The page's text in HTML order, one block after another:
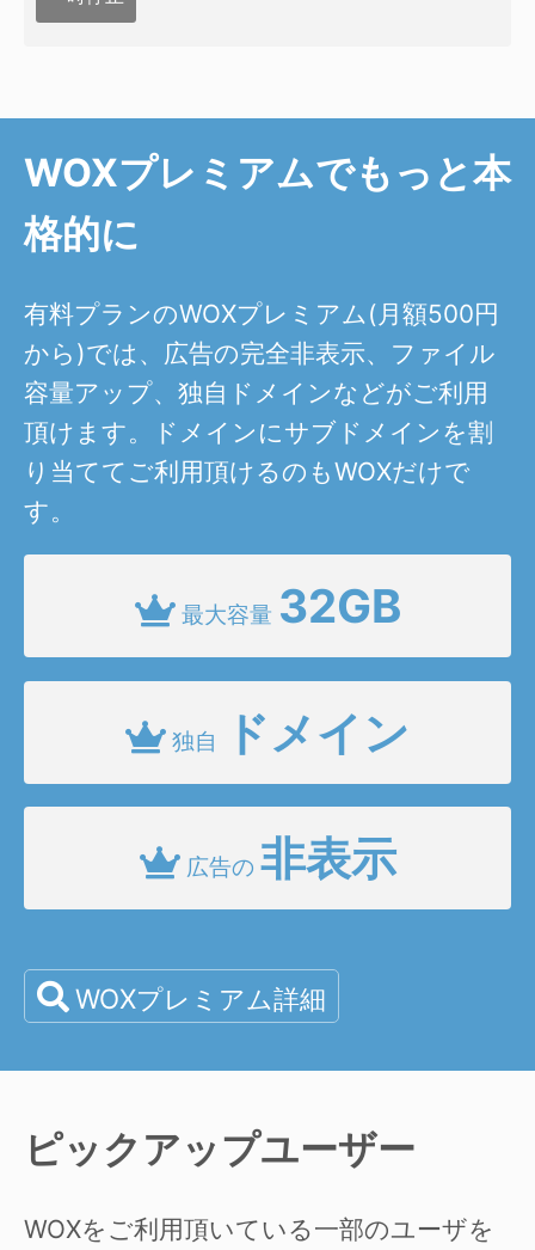
WOXプレミアムでもっと本
格的に
有料プランのWOXプレミアム(月額500円
から)では、広告の完全非表示、ファイル
容量アップ、独自ドメインなどがご利用
頂けます。ドメインにサブドメインを割
り当ててご利用頂けるのもWOXだけで
す。
最大容量 32GB
独自 ドメイン
広告の 非表示
WOXプレミアム詳細
ピックアップユーザー
WOXをご利用頂いている一部のユーザを